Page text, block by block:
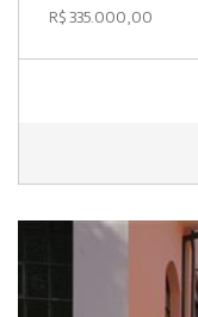
R$ 335.000,00